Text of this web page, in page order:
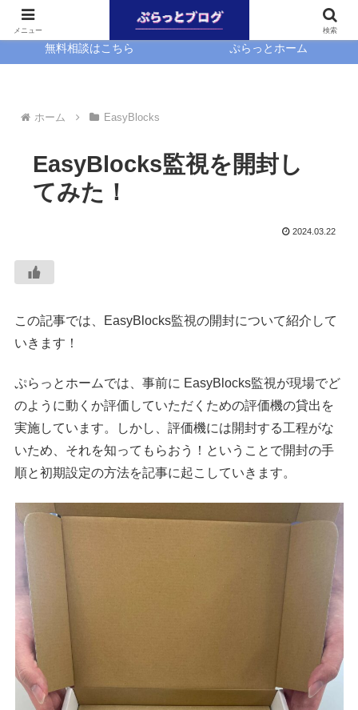
無料相談はこちら ぷらっとホーム
ホーム EasyBlocks
EasyBlocks監視を開封し
てみた！
2024.03.22
この記事では、EasyBlocks監視の開封について紹介して
いきます！
ぷらっとホームでは、事前に EasyBlocks監視が現場でど
のように動くか評価していただくための評価機の貸出を
実施しています。しかし、評価機には開封する工程がな
いため、それを知ってもらおう！ということで開封の手
順と初期設定の方法を記事に起こしていきます。
メニュー 検索